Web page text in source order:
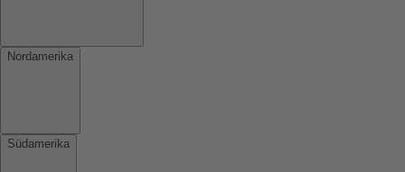
Nordamerika
Südamerika